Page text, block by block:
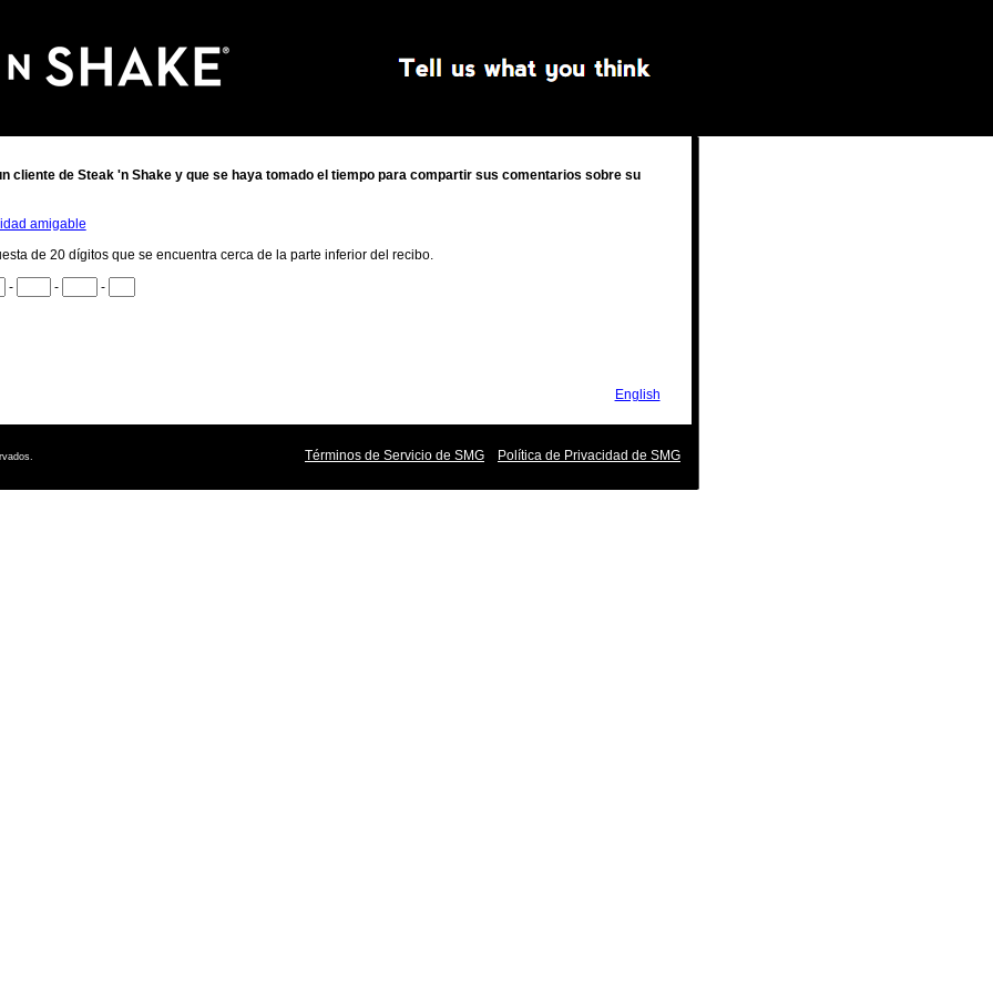
cliente de Steak 'n Shakey que se haya tomado el tiempo para compartir sus comentarios sobre su
amigable
de 20 dígitos que se encuentra cerca de la parte inferior del recibo.
-
-
-
English
Política de Privacidad de SMG
Términos de Servicio de SMG